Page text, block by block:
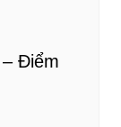
– Điểm